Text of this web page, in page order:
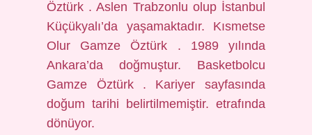
Öztürk . Aslen Trabzonlu olup İstanbul
Küçükyalı’da yaşamaktadır. Kısmetse
Olur Gamze Öztürk . 1989 yılında
Ankara’da doğmuştur. Basketbolcu
Gamze Öztürk . Kariyer sayfasında
doğum tarihi belirtilmemiştir. etrafında
dönüyor.